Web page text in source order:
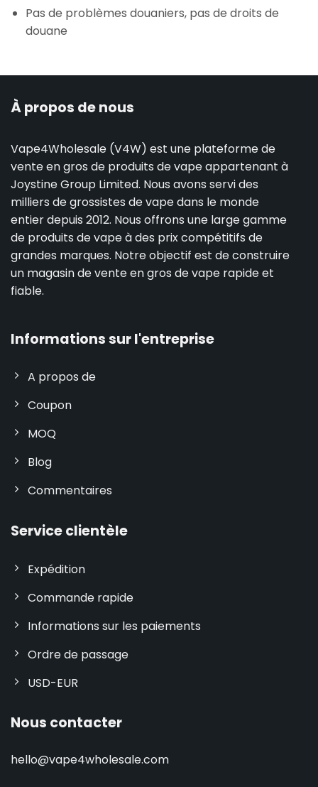
Pas de problèmes douaniers, pas de droits de
douane
À propos de nous
Vape4Wholesale (V4W) est une plateforme de
vente en gros de produits de vape appartenant à
Joystine Group Limited. Nous avons servi des
milliers de grossistes de vape dans le monde
entier depuis 2012. Nous offrons une large gamme
de produits de vape à des prix compétitifs de
grandes marques. Notre objectif est de construire
un magasin de vente en gros de vape rapide et
fiable.
Informations sur l'entreprise
A propos de
Coupon
MOQ
Blog
Commentaires
Service clientèle
Expédition
Commande rapide
Informations sur les paiements
Ordre de passage
USD-EUR
Nous contacter
hello@vape4wholesale.com